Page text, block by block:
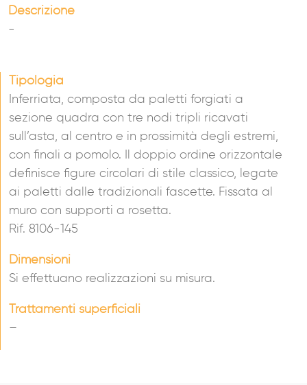
Descrizione
-
Tipologia
Inferriata, composta da paletti forgiati a
sezione quadra con tre nodi tripli ricavati
sull’asta, al centro e in prossimità degli estremi,
con finali a pomolo. Il doppio ordine orizzontale
definisce figure circolari di stile classico, legate
ai paletti dalle tradizionali fascette. Fissata al
muro con supporti a rosetta.
Rif. 8106-145
Dimensioni
Si effettuano realizzazioni su misura.
Trattamenti superficiali
–